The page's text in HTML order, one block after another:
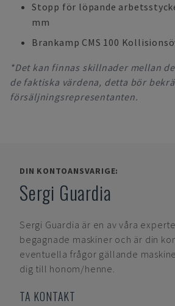
Stopp för löpande
mm
Brankamp CMS 100
*Det kan finnas skillnader mellan
de faktiska värdena, detta bör
försäljningsrepresentanten.
DIN KONTOANSVARIGE:
Sergi Guardia
Sergi Guardia är en av våra
begagnade maskiner och är din
eventuella frågor gällande
dig till honom/henne.
TA KONTAKT